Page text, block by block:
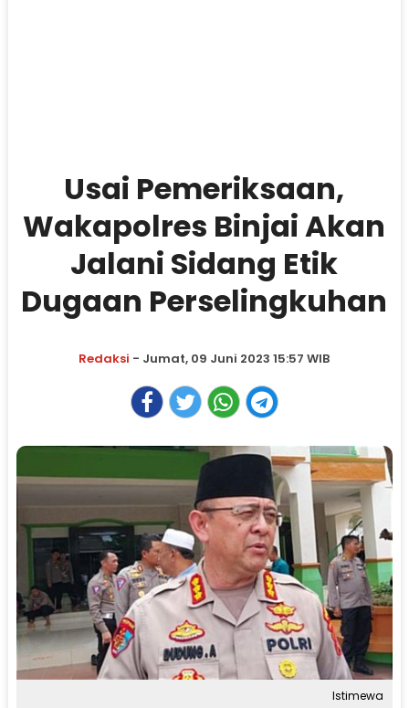
Usai Pemeriksaan,
Wakapolres Binjai Akan
Jalani Sidang Etik
Dugaan Perselingkuhan
Redaksi - Jumat, 09 Juni 2023 15:57 WIB
Istimewa